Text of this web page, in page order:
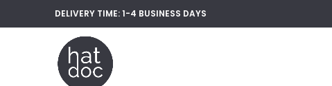
DELIVERY TIME: 1-4 BUSINESS DAYS